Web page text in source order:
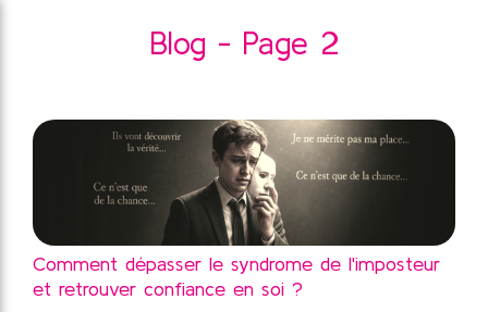
Blog - Page 2
Comment dépasser le syndrome de l'imposteur
et retrouver confiance en soi ?